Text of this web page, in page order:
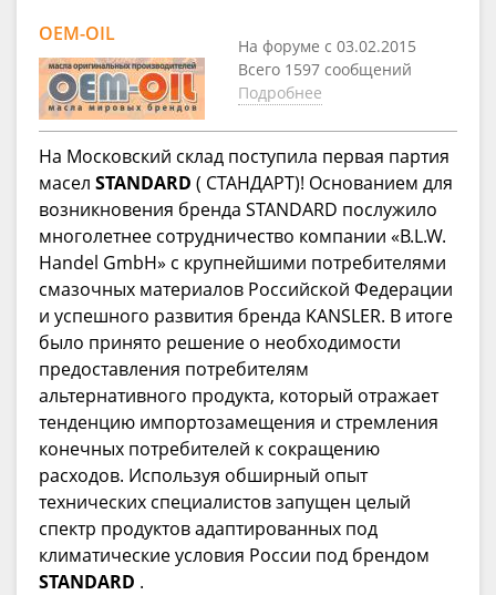
OEM-OIL
На форуме с 03.02.2015
Всего 1597 сообщений
Подробнее
На Московский склад поступила первая партия
масел STANDARD ( СТАНДАРТ)! Основанием для
возникновения бренда STANDARD послужило
многолетнее сотрудничество компании «B.L.W.
Handel GmbH» с крупнейшими потребителями
смазочных материалов Российской Федерации
и успешного развития бренда KANSLER. В итоге
было принято решение о необходимости
предоставления потребителям
альтернативного продукта, который отражает
тенденцию импортозамещения и стремления
конечных потребителей к сокращению
расходов. Используя обширный опыт
технических специалистов запущен целый
спектр продуктов адаптированных под
климатические условия России под брендом
STANDARD .